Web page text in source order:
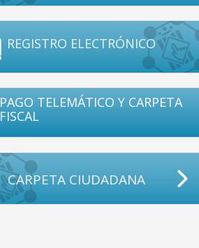
REGISTRO ELECTRÓNICO
PAGO TELEMÁTICO Y CARPETA
FISCAL
CARPETA CIUDADANA